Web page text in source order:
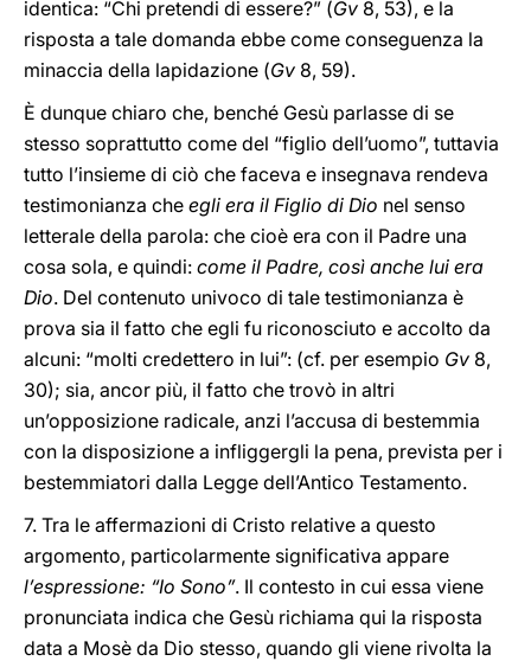
identica: “Chi pretendi di essere?” (Gv 8, 53), e la
risposta a tale domanda ebbe come conseguenza la
minaccia della lapidazione (Gv 8, 59).
È dunque chiaro che, benché Gesù parlasse di se
stesso soprattutto come del “figlio dell’uomo”, tuttavia
tutto l’insieme di ciò che faceva e insegnava rendeva
testimonianza che egli era il Figlio di Dio nel senso
letterale della parola: che cioè era con il Padre una
cosa sola, e quindi: come il Padre, così anche lui era
Dio. Del contenuto univoco di tale testimonianza è
prova sia il fatto che egli fu riconosciuto e accolto da
alcuni: “molti credettero in lui”: (cf. per esempio Gv 8,
30); sia, ancor più, il fatto che trovò in altri
un’opposizione radicale, anzi l’accusa di bestemmia
con la disposizione a infliggergli la pena, prevista per i
bestemmiatori dalla Legge dell’Antico Testamento.
7. Tra le affermazioni di Cristo relative a questo
argomento, particolarmente significativa appare
l’espressione: “Io Sono”. Il contesto in cui essa viene
pronunciata indica che Gesù richiama qui la risposta
data a Mosè da Dio stesso, quando gli viene rivolta la